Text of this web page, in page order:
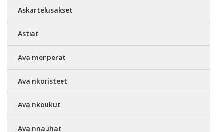
Askartelusakset
Astiat
Avaimenperät
Avainkoristeet
Avainkoukut
Avainnauhat